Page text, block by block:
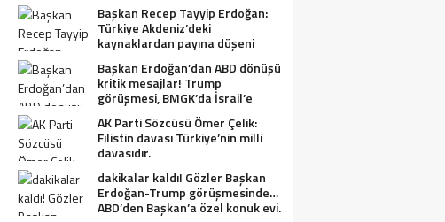
Başkan Recep Tayyip Erdoğan:
Türkiye Akdeniz’deki
kaynaklardan payına düşeni
Başkan Erdoğan’dan ABD dönüşü
kritik mesajlar! Trump
görüşmesi, BMGK’da İsrail’e
tepkiler, Gazze ve Filistin
meselesi….
AK Parti Sözcüsü Ömer Çelik:
Filistin davası Türkiye’nin milli
davasıdır.
dakikalar kaldı! Gözler Başkan
Erdoğan-Trump görüşmesinde…
ABD’den Başkan’a özel konuk evi.